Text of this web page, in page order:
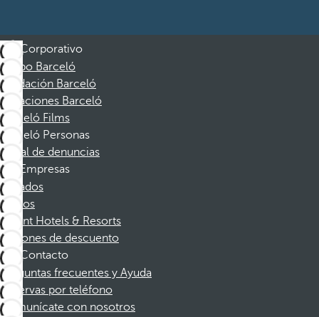
Corporativo
Grupo Barceló
Fundación Barceló
Vacaciones Barceló
Barceló Films
Barceló Personas
Canal de denuncias
Empresas
Afiliados
Socios
Dorint Hotels & Resorts
Cupones de descuento
Contacto
Preguntas frecuentes y Ayuda
Reservas por teléfono
Comunícate con nosotros